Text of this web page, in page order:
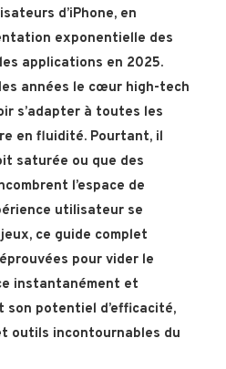
d’iPhone, en
exponentielle des
applications en 2025.
années le cœur high-tech
s’adapter à toutes les
en fluidité. Pourtant, il
saturée ou que des
l’espace de
utilisateur se
ce guide complet
pour vider le
instantanément et
son potentiel d’efficacité,
outils incontournables du